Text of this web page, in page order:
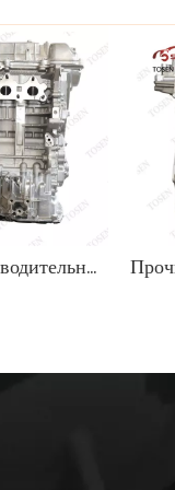
Высокопроизводительный двигатель Hyundai G4FJ для продажи надежный эффект